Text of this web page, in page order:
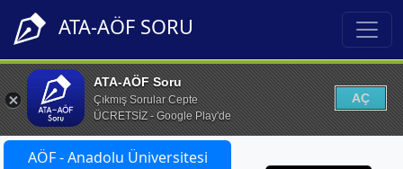
ATA-AÖF SORU
ATA-AÖF Soru
Çıkmış Sorular Cepte
ÜCRETSİZ - Google Play'de
AÇ
AÖF - Anadolu Üniversitesi